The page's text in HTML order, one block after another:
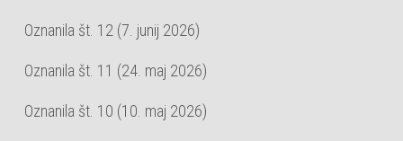
Oznanila št. 12 (7. junij 2026)
Oznanila št. 11 (24. maj 2026)
Oznanila št. 10 (10. maj 2026)